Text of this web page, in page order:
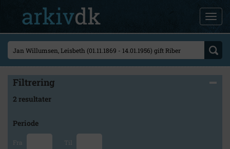
Filtrering
2 resultater
Periode
Fra Til